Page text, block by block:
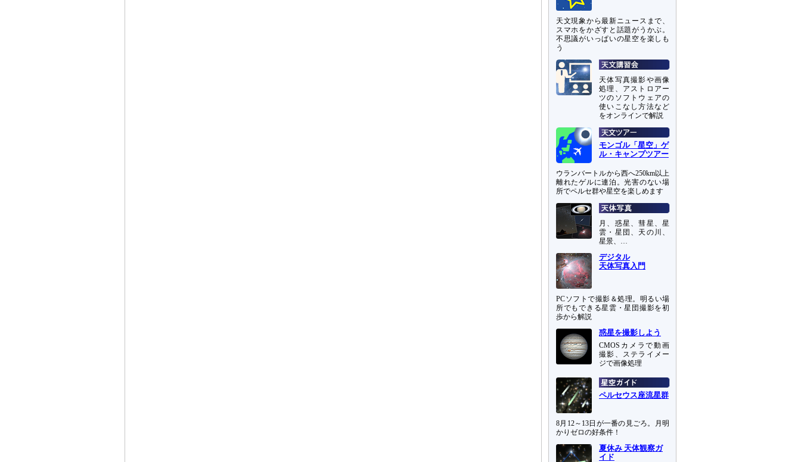
天文現象から最新ニュースまで、
スマホをかざすと話題がうかぶ。
不思議がいっぱいの星空を楽しも
う
天体写真撮影や画像
処理、アストロアー
ツのソフトウェアの
使いこなし方法など
をオンラインで解説
モンゴル「星空」ゲ
ル・キャンプツアー
ウランバートルから西へ250km以上
離れたゲルに連泊。光害のない場
所でペルセ群や星空を楽しめます
月、惑星、彗星、星
雲・星団、天の川、
星景、…
デジタル
天体写真入門
PCソフトで撮影＆処理。明るい場
所でもできる星雲・星団撮影を初
歩から解説
惑星を撮影しよう
CMOSカメラで動画
撮影、ステライメー
ジで画像処理
ペルセウス座流星群
8月12～13日が一番の見ごろ。月明
かりゼロの好条件！
夏休み 天体観察ガ
イド